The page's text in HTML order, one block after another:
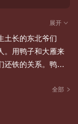
展开
土长的东北爷们
。用鸭子和大雁来
还铁的关系。鸭子
把“什么素质”挂在
一天，大雁说自己
挽留，但那种难
全部